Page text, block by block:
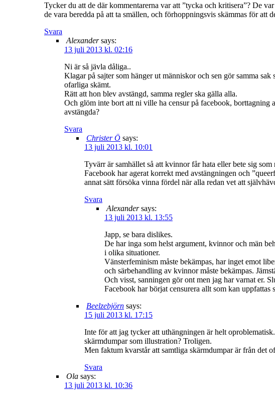
Tycker du att de där kommentarerna var att ”tycka och kritisera”? De
de vara beredda på att ta smällen, och förhoppningsvis skämmas för att
Svara
Alexander says:
13 juli 2013 kl. 02:16
Ni är så jävla dåliga..
Klagar på sajter som hänger ut människor och sen gör samma
ofarliga skämt.
Rätt att hon blev avstängd, samma regler ska gälla alla.
Och glöm inte bort att ni ville ha censur på facebook,
avstängda?
Svara
Christer Ö says:
13 juli 2013 kl. 10:01
Tyvärr är samhället så att kvinnor får hata eller bete sig
Facebook har agerat korrekt med avstängningen och
annat sätt försöka vinna fördel när alla redan vet att
Svara
Alexander says:
13 juli 2013 kl. 13:55
Japp, se bara dislikes.
De har inga som helst argument, kvinnor och män
i olika situationer.
Vänsterfeminism måste bekämpas, har inget emot
och särbehandling av kvinnor måste bekämpas.
Och visst, sanningen gör ont men jag har varnat er.
Facebook har börjat censurera allt som kan uppfattas
Beelzebjörn says:
15 juli 2013 kl. 17:15
Inte för att jag tycker att uthängningen är helt
skärmdumpar som illustration? Troligen.
Men faktum kvarstår att samtliga skärmdumpar är från det
Svara
Ola says:
13 juli 2013 kl. 10:36